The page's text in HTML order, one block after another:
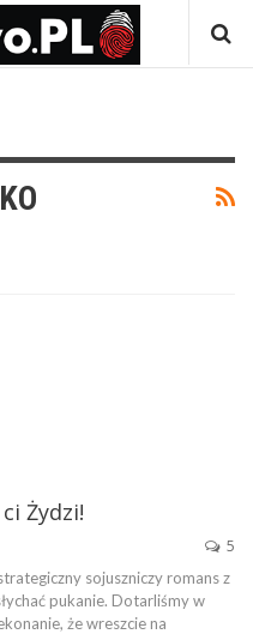
Żydzi!
5
sojuszniczy romans z
pukanie. Dotarliśmy w
że wreszcie na